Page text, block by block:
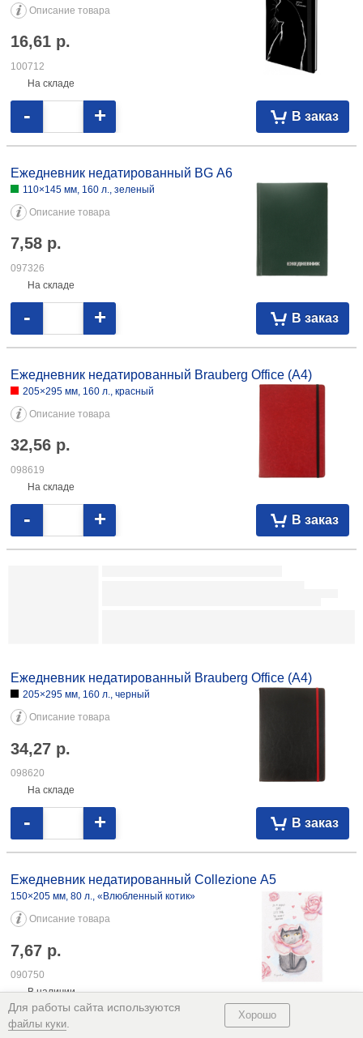
Ежедневник недатированный Brauberg (А5, на резинке)
145×203 мм, 160 л., линия, Black Cat
Описание товара
16,61р.
100712
На складе
- +
Ежедневник недатированный BG А6
110×145 мм, 160 л., зеленый
Описание товара
7,58р.
097326
На складе
- +
Ежедневник недатированный Brauberg Office (А4)
205×295 мм, 160 л., красный
Описание товара
32,56р.
Ежедневник недатированный Brauberg Iguana А6 100×150 мм, 160 л.,
красный 17,40 083849
Ежедневник недатированный Brauberg Office (А4)
205×295 мм, 160 л., черный
Описание товара
34,27р.
098620
На складе
В заказ
- +
Ежедневник недатированный Collezione А5
150×205 мм, 80 л., «Влюбленный котик»
Описание товара
Для работы сайта используются
файлы куки
Хорошо